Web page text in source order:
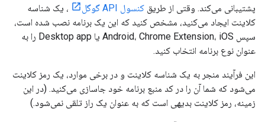
پشتیبانی می‌کند. وقتی از طریق کنسول API گوگل
، یک شناسه
کلاینت ایجاد می‌کنید، مشخص کنید که این یک برنامه نصب شده است،
سپس Android، Chrome Extension، iOS یا Desktop app را به
عنوان نوع برنامه انتخاب کنید.
این فرآیند منجر به یک شناسه کلاینت و در برخی موارد، یک رمز کلاینت
می‌شود که شما آن را در کد منبع برنامه خود جاسازی می‌کنید. (در این
زمینه، رمز کلاینت بدیهی است که به عنوان یک راز تلقی نمی‌شود.)